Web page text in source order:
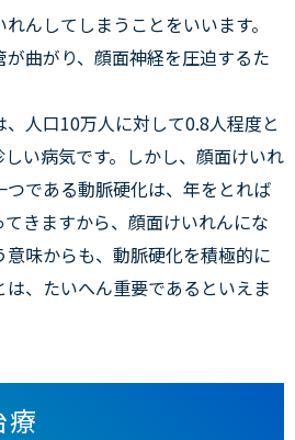
んしてしまうことをいいます。
曲がり、顔面神経を圧迫するた
人口10万人に対して0.8人程度と
い病気です。しかし、顔面けいれ
である動脈硬化は、年をとれば
きますから、顔面けいれんにな
味からも、動脈硬化を積極的に
、たいへん重要であるといえま